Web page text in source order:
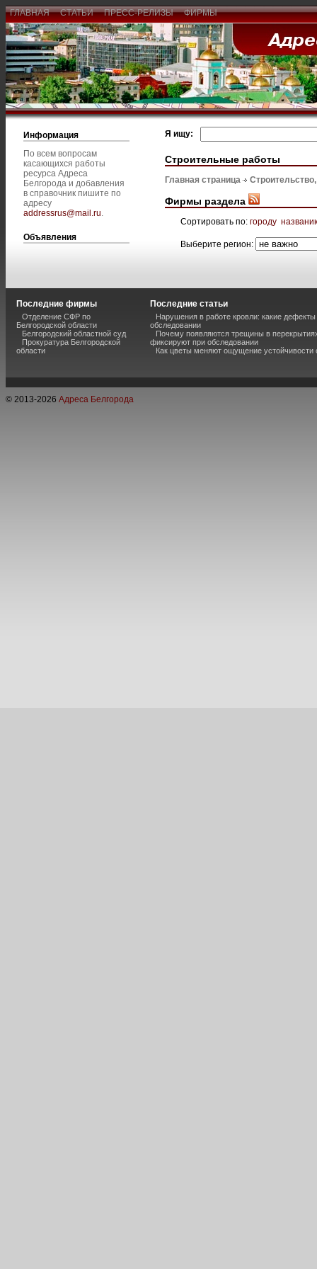
ГЛАВНАЯ СТАТЬИ ПРЕСС-РЕЛИЗЫ ФИРМЫ
Информация
По всем вопросам
касающихся работы
ресурса Адреса
Белгорода и добавления
в справочник пишите по
адресу
addressrus@mail.ru.
Объявления
Я ищу:
Строительные работы
Главная страница
Фирмы раздела
Сортировать по: городу
Выберите регион:
Последние фирмы
Отделение СФР по
Белгородской области
Белгородский областной суд
Прокуратура Белгородской
области
Последние статьи
Нарушения в работе кровли: какие
обследовании
Почему появляются трещины в
фиксируют при обследовании
Как цветы меняют ощущение устойчивости
© 2013-2026 Адреса Белгорода